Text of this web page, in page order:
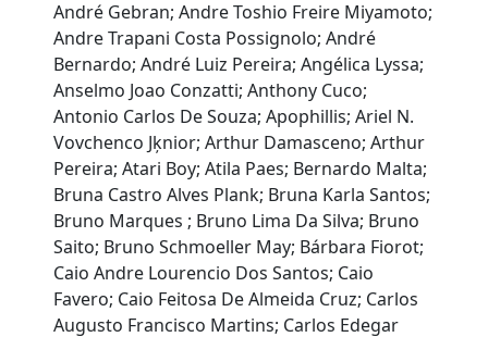
André Gebran; Andre Toshio Freire Miyamoto;
Andre Trapani Costa Possignolo; André
Bernardo; André Luiz Pereira; Angélica Lyssa;
Anselmo Joao Conzatti; Anthony Cuco;
Antonio Carlos De Souza; Apophillis; Ariel N.
Vovchenco Jķnior; Arthur Damasceno; Arthur
Pereira; Atari Boy; Atila Paes; Bernardo Malta;
Bruna Castro Alves Plank; Bruna Karla Santos;
Bruno Marques ; Bruno Lima Da Silva; Bruno
Saito; Bruno Schmoeller May; Bárbara Fiorot;
Caio Andre Lourencio Dos Santos; Caio
Favero; Caio Feitosa De Almeida Cruz; Carlos
Augusto Francisco Martins; Carlos Edegar